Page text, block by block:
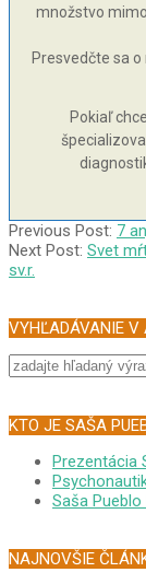
množstvo
Presvedčte sa
Pokiaľ
2010-
08-
22
Previous Post: 7
Next Post: Svet
sv.r.
VYHĽADÁVANIE V
Search
KTO JE SAŠA
Prezentácia
Saša Pueblo
NAJNOVŠIE